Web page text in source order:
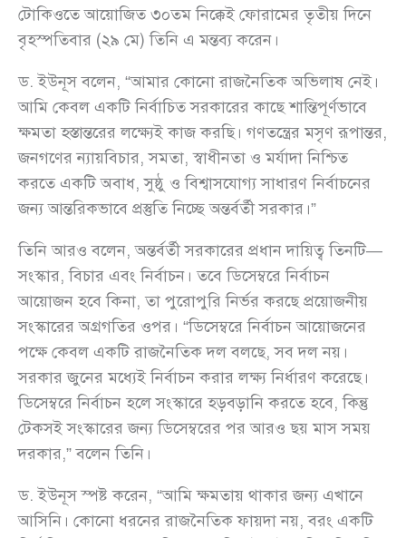
টোকিওতে আয়োজিত ৩০তম নিক্কেই ফোরামের তৃতীয় দিনে
বৃহস্পতিবার (২৯ মে) তিনি এ মন্তব্য করেন।
ড. ইউনূস বলেন, “আমার কোনো রাজনৈতিক অভিলাষ নেই।
আমি কেবল একটি নির্বাচিত সরকারের কাছে শান্তিপূর্ণভাবে
ক্ষমতা হস্তান্তরের লক্ষ্যেই কাজ করছি। গণতন্ত্রের মসৃণ রূপান্তর,
জনগণের ন্যায়বিচার, সমতা, স্বাধীনতা ও মর্যাদা নিশ্চিত
করতে একটি অবাধ, সুষ্ঠু ও বিশ্বাসযোগ্য সাধারণ নির্বাচনের
জন্য আন্তরিকভাবে প্রস্তুতি নিচ্ছে অন্তর্বর্তী সরকার।”
তিনি আরও বলেন, অন্তর্বর্তী সরকারের প্রধান দায়িত্ব তিনটি—
সংস্কার, বিচার এবং নির্বাচন। তবে ডিসেম্বরে নির্বাচন
আয়োজন হবে কিনা, তা পুরোপুরি নির্ভর করছে প্রয়োজনীয়
সংস্কারের অগ্রগতির ওপর। “ডিসেম্বরে নির্বাচন আয়োজনের
পক্ষে কেবল একটি রাজনৈতিক দল বলছে, সব দল নয়।
সরকার জুনের মধ্যেই নির্বাচন করার লক্ষ্য নির্ধারণ করেছে।
ডিসেম্বরে নির্বাচন হলে সংস্কারে হড়বড়ানি করতে হবে, কিন্তু
টেকসই সংস্কারের জন্য ডিসেম্বরের পর আরও ছয় মাস সময়
দরকার,” বলেন তিনি।
ড. ইউনূস স্পষ্ট করেন, “আমি ক্ষমতায় থাকার জন্য এখানে
আসিনি। কোনো ধরনের রাজনৈতিক ফায়দা নয়, বরং একটি